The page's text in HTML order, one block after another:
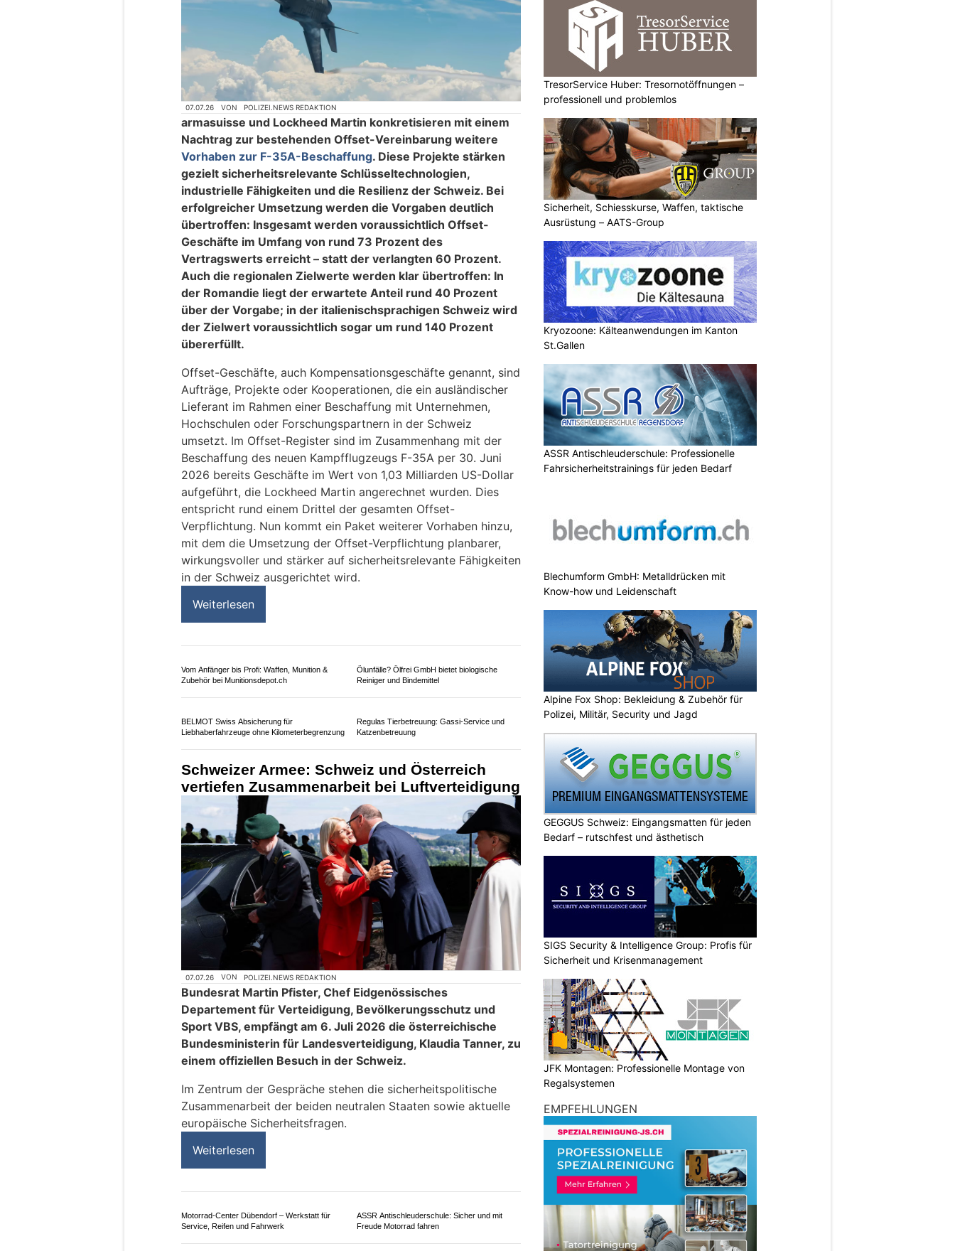
07.07.26 VON POLIZEI.NEWS REDAKTION
armasuisse und Lockheed Martin konkretisieren mit einem
Nachtrag zur bestehenden Offset-Vereinbarung weitere
Vorhaben zur F-35A-Beschaffung. Diese Projekte stärken
gezielt sicherheitsrelevante Schlüsseltechnologien,
industrielle Fähigkeiten und die Resilienz der Schweiz. Bei
erfolgreicher Umsetzung werden die Vorgaben deutlich
übertroffen: Insgesamt werden voraussichtlich Offset-
Geschäfte im Umfang von rund 73 Prozent des
Vertragswerts erreicht – statt der verlangten 60 Prozent.
Auch die regionalen Zielwerte werden klar übertroffen: In
der Romandie liegt der erwartete Anteil rund 40 Prozent
über der Vorgabe; in der italienischsprachigen Schweiz wird
der Zielwert voraussichtlich sogar um rund 140 Prozent
übererfüllt.
Offset-Geschäfte, auch Kompensationsgeschäfte genannt, sind
Aufträge, Projekte oder Kooperationen, die ein ausländischer
Lieferant im Rahmen einer Beschaffung mit Unternehmen,
Hochschulen oder Forschungspartnern in der Schweiz
umsetzt. Im Offset-Register sind im Zusammenhang mit der
Beschaffung des neuen Kampfflugzeugs F-35A per 30. Juni
2026 bereits Geschäfte im Wert von 1,03 Milliarden US-Dollar
aufgeführt, die Lockheed Martin angerechnet wurden. Dies
entspricht rund einem Drittel der gesamten Offset-
Verpflichtung. Nun kommt ein Paket weiterer Vorhaben hinzu,
mit dem die Umsetzung der Offset-Verpflichtung planbarer,
wirkungsvoller und stärker auf sicherheitsrelevante Fähigkeiten
in der Schweiz ausgerichtet wird.
Weiterlesen
Vom Anfänger bis Profi: Waffen, Munition &
Ölunfälle? Ölfrei GmbH bietet biologische
BELMOT Swiss Absicherung für
Liebhaberfahrzeuge ohne Kilometerbegrenzung
Regulas Tierbetreuung: Gassi-Service und
Katzenbetreuung
Schweizer Armee: Schweiz und Österreich
vertiefen Zusammenarbeit bei Luftverteidigung
07.07.26 VON POLIZEI.NEWS REDAKTION
Bundesrat Martin Pfister, Chef Eidgenössisches
Departement für Verteidigung, Bevölkerungsschutz und
Sport VBS, empfängt am 6. Juli 2026 die österreichische
Bundesministerin für Landesverteidigung, Klaudia Tanner, zu
Im Zentrum der Gespräche stehen die sicherheitspolitische
Zusammenarbeit der beiden neutralen Staaten sowie aktuelle
TresorService Huber: Tresornotöffnungen –
professionell und problemlos
Sicherheit, Schiesskurse, Waffen, taktische
Ausrüstung – AATS-Group
Kryozoone: Kälteanwendungen im Kanton
St.Gallen
ASSR Antischleuderschule: Professionelle
Fahrsicherheitstrainings für jeden Bedarf
Blechumform GmbH: Metalldrücken mit
Know-how und Leidenschaft
Alpine Fox Shop: Bekleidung & Zubehör für
Polizei, Militär, Security und Jagd
GEGGUS Schweiz: Eingangsmatten für jeden
Bedarf – rutschfest und ästhetisch
SIGS Security & Intelligence Group: Profis für
Sicherheit und Krisenmanagement
JFK Montagen: Professionelle Montage von
Regalsystemen
EMPFEHLUNGEN